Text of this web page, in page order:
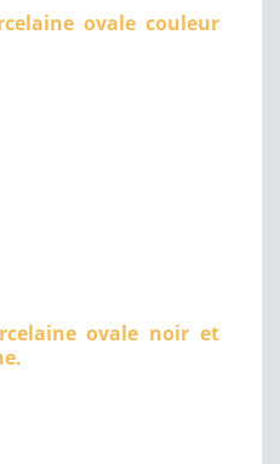
ovale couleur
ovale noir et